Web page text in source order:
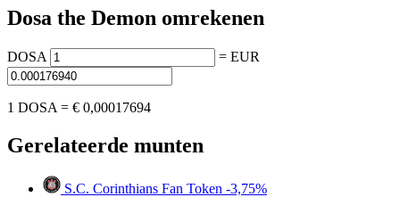
Dosa the Demon omrekenen
DOSA = EUR
1 DOSA = € 0,00017694
Gerelateerde munten
S.C. Corinthians Fan Token -3,75%